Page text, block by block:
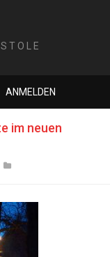
ANMELDEN
im neuen